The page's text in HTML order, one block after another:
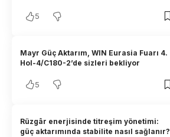
5
Mayr Güç Aktarım, WIN Eurasia Fuarı 4.
Hol-4/C180-2’de sizleri bekliyor
5
Rüzgâr enerjisinde titreşim yönetimi:
güç aktarımında stabilite nasıl sağlanır?